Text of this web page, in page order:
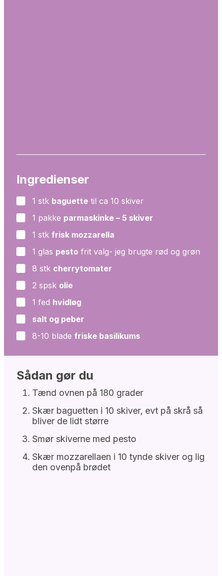
Ingredienser
▢
1 stk baguette til ca 10 skiver
▢
1 pakke parmaskinke – 5 skiver
▢
1 stk frisk mozzarella
▢
1 glas pesto frit valg- jeg brugte rød og grøn
▢
8 stk cherrytomater
▢
2 spsk olie
▢
1 fed hvidløg
▢
salt og peber
▢
8-10 blade friske basilikums
Sådan gør du
Tænd ovnen på 180 grader
Skær baguetten i 10 skiver, evt på skrå så
bliver de lidt større
Smør skiverne med pesto
Skær mozzarellaen i 10 tynde skiver og lig
den ovenpå brødet